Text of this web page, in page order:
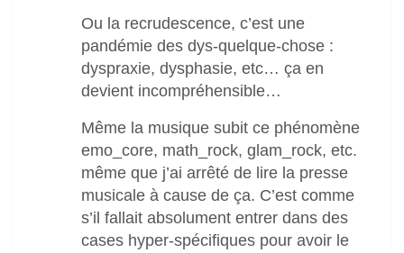
Ou la recrudescence, c’est une
pandémie des dys-quelque-chose :
dyspraxie, dysphasie, etc… ça en
devient incompréhensible…
Même la musique subit ce phénomène
emo_core, math_rock, glam_rock, etc.
même que j’ai arrêté de lire la presse
musicale à cause de ça. C’est comme
s’il fallait absolument entrer dans des
cases hyper-spécifiques pour avoir le